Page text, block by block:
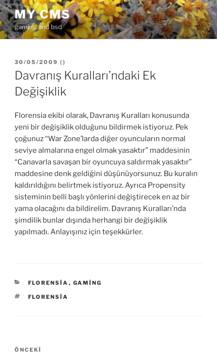
İçeriğe
geç MY CMS
gaming and bsd
YAYIM
TARIHI
30/05/2009 ( )
Davranış Kuralları’ndaki Ek
Değişiklik
Florensia ekibi olarak, Davranış Kuralları konusunda
yeni bir değişiklik olduğunu bildirmek istiyoruz. Pek
çoğunuz “War Zone’larda diğer oyuncuların normal
seviye almalarına engel olmak yasaktır” maddesinin
“Canavarla savaşan bir oyuncuya saldırmak yasaktır”
maddesine denk geldiğini düşünüyorsunuz. Bu kuralın
kaldırıldığını belirtmek istiyoruz. Ayrıca Propensity
sisteminin belli başlı yönlerini değiştirecek en az bir
yama olacağını da bildirelim. Davranış Kuralları’nda
şimdilik bunlar dışında herhangi bir değişiklik
yapılmadı. Anlayışınız için teşekkürler.
KATEGORILER
FLORENSIA , GAMING
ETIKETLER
FLORENSIA
Yazı
Önceki
ÖNCEKI